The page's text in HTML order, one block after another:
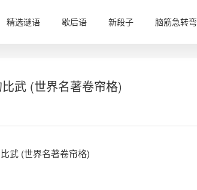
精选谜语 歇后语 新段子 脑筋急转弯
武 (世界名著卷帘格)
武 (世界名著卷帘格)